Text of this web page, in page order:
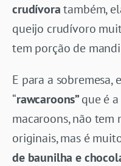
crudívoratambém,
queijo crudívoro
tem porção de
E para a
“rawcaroons”que é
macaroons, não tem
originais, mas é
de baunilha e